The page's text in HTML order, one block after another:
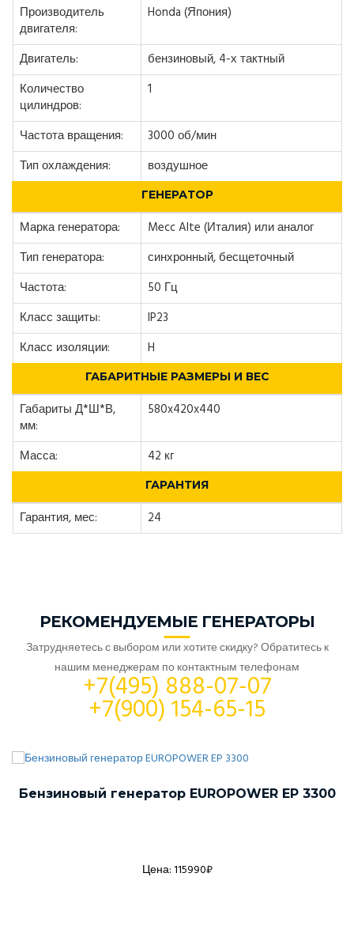
Производитель
двигателя:
Honda (Япония)
Двигатель:
бензиновый, 4-х тактный
Количество
цилиндров:
1
Частота вращения:
3000 об/мин
Тип охлаждения:
воздушное
ГЕНЕРАТОР
Марка генератора:
Mecc Alte (Италия) или аналог
Тип генератора:
синхронный, бесщеточный
Частота:
50 Гц
Класс защиты:
IP23
Класс изоляции:
H
ГАБАРИТНЫЕ РАЗМЕРЫ И ВЕС
Габариты Д*Ш*В,
мм:
580x420x440
Масса: 42 кг
ГАРАНТИЯ
Гарантия, мес: 24
РЕКОМЕНДУЕМЫЕ ГЕНЕРАТОРЫ
Затрудняетесь с выбором или хотите скидку? Обратитесь к
нашим менеджерам по контактным телефонам
+7(495) 888-07-07
+7(900) 154-65-15
Бензиновый генератор EUROPOWER EP 3300
Цена: 115990₽